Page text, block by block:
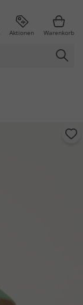
Aktionen Warenkorb